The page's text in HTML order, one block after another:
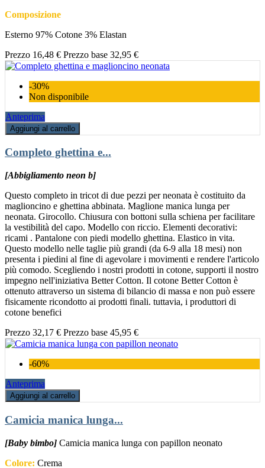
Composizione
Esterno 97% Cotone 3% Elastan
Prezzo 16,48 € Prezzo base 32,95 €
-30%
Non disponibile
Anteprima
Aggiungi al carrello
Completo ghettina e...
[Abbigliamento neon b]
Questo completo in tricot di due pezzi per neonata è costituito da
maglioncino e ghettina abbinata. Maglione manica lunga per
neonata. Girocollo. Chiusura con bottoni sulla schiena per facilitare
la vestibilità del capo. Modello con riccio. Elementi decorativi:
ricami . Pantalone con piedi modello ghettina. Elastico in vita.
Questo modello nelle taglie più grandi (da 6-9 alla 18 mesi) non
presenta i piedini al fine di agevolare i movimenti e rendere l'articolo
più comodo. Scegliendo i nostri prodotti in cotone, supporti il nostro
impegno nell'iniziativa Better Cotton. Il cotone Better Cotton è
ottenuto attraverso un sistema di bilancio di massa e non può essere
fisicamente ricondotto ai prodotti finali. tuttavia, i produttori di
cotone benefici
Prezzo 32,17 € Prezzo base 45,95 €
-60%
Anteprima
Aggiungi al carrello
Camicia manica lunga...
[Baby bimbo] Camicia manica lunga con papillon neonato
Colore: Crema